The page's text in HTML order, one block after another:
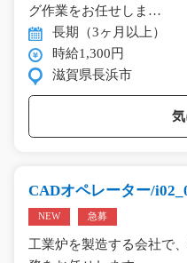
グ作業をお任せしま…
長期（3ヶ月以上）
時給1,300円
滋賀県長浜市
CADオペレーター/
NEW 急募
工業炉を製造する会社で